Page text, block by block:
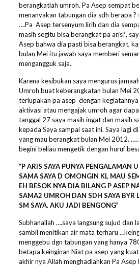
berangkatlah umroh. Pa Asep sempat
menanyakan tabungan dia sdh berapa
….Pa Asep tersenyum lirih dan dia
masih segitu bisa berangkat pa aris?,
Asep bahwa dia pasti bisa berangkat,
bulan Mei itu jawab saya memberi
mengangguk saja.
Karena kesibukan saya mengurus
Umroh buat keberangkatan bulan Mei
terlupakan pa asep dengan
aktivasi atau mengajak umroh agar
tanggal 27 saya masih ingat dan masih
kepada Saya sampai saat ini. Saya lagi
yang mau berangkat bulan Mei 2012.
begini beliau mengetik dengan huruf
“P ARIS SAYA PUNYA PENGALAMAN
SAMA SAYA D OMONGIN KL MAU
EH BESOK NYA DIA BILANG P ASEP
SAMA2 UMROH DAN SDH SAYA BYR
SM SAYA. AKU JADI BENGONG”
Subhanallah ….saya langsung sujud dan
sambil menitikan air mata terharu
menggebu dgn tabungan yang hanya
betapa keinginan Niat pa asep yang
akhir nya Allah menghadiahkan Pa